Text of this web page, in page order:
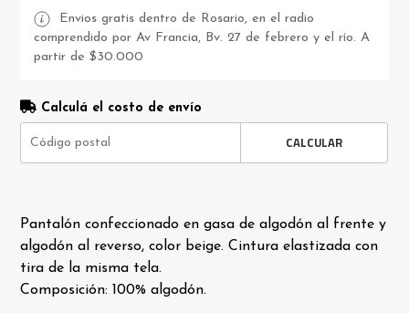
Envios gratis dentro de Rosario, en el radio
comprendido por Av Francia, Bv. 27 de febrero y el río. A
partir de $30.000
Calculá el costo de envío
CALCULAR
Pantalón confeccionado en gasa de algodón al frente y
algodón al reverso, color beige. Cintura elastizada con
tira de la misma tela.
Composición: 100% algodón.